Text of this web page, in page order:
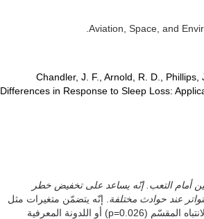
Chandler, J. F., Arnold, R. D.,
Differences in Response to Sleep Loss:
أمام التعب. إنّه يساعد على تخفيض خطر
عند حوادث مختلفة . إنّه يتضمّن متغيرات مثل
زمن الكمون (p=0.009)، الذاكرة قصيرة المدى (p=0.023)، الانتباه المقسّم (p=0.026) أو اللدونة المعرفية